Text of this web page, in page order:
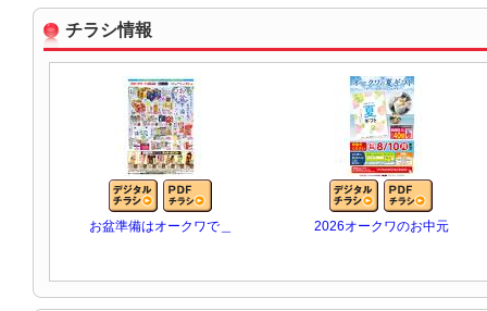
チラシ情報
お盆準備はオークワで＿ 2026オークワのお中元